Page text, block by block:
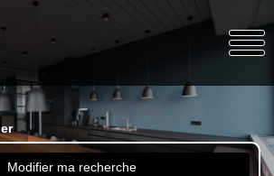
Modifier ma recherche